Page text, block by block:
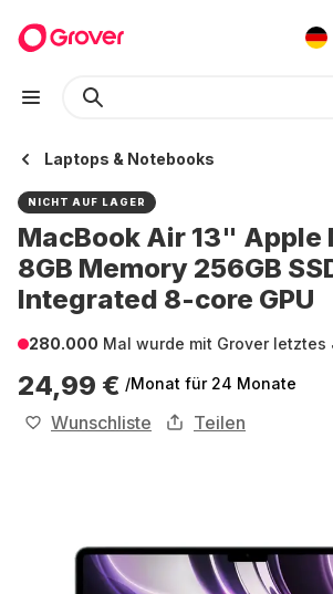
Laptops & Notebooks
NICHT AUF LAGER
MacBook Air 13" Apple
8GB Memory 256GB
Integrated 8-core GPU
280.000 Mal wurde mit Grover letztes
24,99 € /Monat für 24 Monate
Wunschliste Teilen